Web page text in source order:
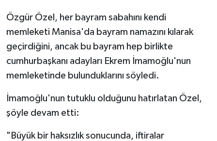
Özgür Özel, her bayram sabahını kendi
memleketi Manisa'da bayram namazını kılarak
geçirdiğini, ancak bu bayram hep birlikte
cumhurbaşkanı adayları Ekrem İmamoğlu'nun
memleketinde bulunduklarını söyledi.
İmamoğlu'nun tutuklu olduğunu hatırlatan Özel,
şöyle devam etti:
"Büyük bir haksızlık sonucunda, iftiralar